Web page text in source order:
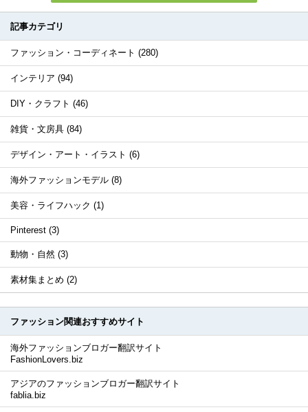
記事カテゴリ
ファッション・コーディネート (280)
インテリア (94)
DIY・クラフト (46)
雑貨・文房具 (84)
デザイン・アート・イラスト (6)
海外ファッションモデル (8)
美容・ライフハック (1)
Pinterest (3)
動物・自然 (3)
素材集まとめ (2)
ファッション関連おすすめサイト
海外ファッションブロガー翻訳サイト
FashionLovers.biz
アジアのファッションブロガー翻訳サイト
fablia.biz